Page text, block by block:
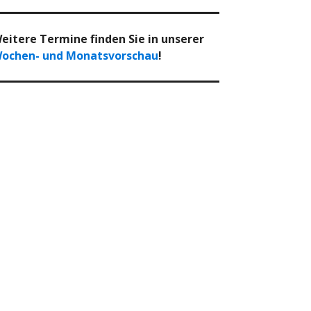
Termine finden Sie in unserer
und Monatsvorschau!